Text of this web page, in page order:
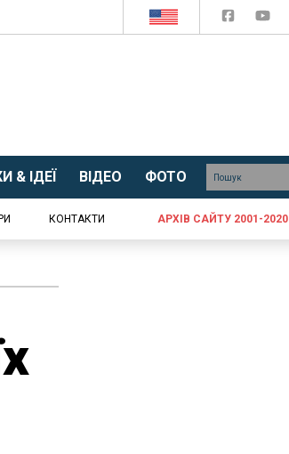
& ІДЕЇ ВІДЕО ФОТО
КОНТАКТИ АРХІВ САЙТУ 2001-2020